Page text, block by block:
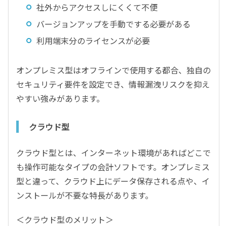
社外からアクセスしにくくて不便
バージョンアップを手動でする必要がある
利用端末分のライセンスが必要
オンプレミス型はオフラインで使用する都合、独自の
セキュリティ要件を設定でき、情報漏洩リスクを抑え
やすい強みがあります。
クラウド型
クラウド型とは、インターネット環境があればどこで
も操作可能なタイプの会計ソフトです。オンプレミス
型と違って、クラウド上にデータ保存される点や、イ
ンストールが不要な特長があります。
＜クラウド型のメリット＞